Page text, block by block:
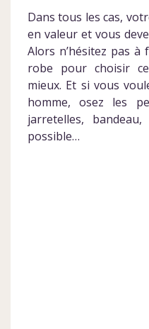
Dans tous les cas,
en valeur et vous
Alors n’hésitez pas à
robe pour choisir
mieux. Et si vous
homme, osez les
jarretelles,
possible…